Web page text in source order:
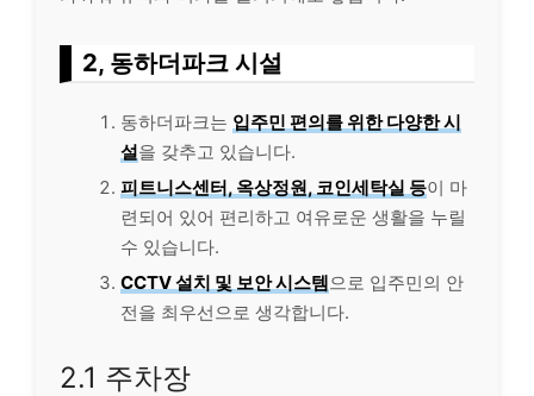
2, 동하더파크 시설
동하더파크는 입주민 편의를 위한 다양한 시
설을 갖추고 있습니다.
피트니스센터, 옥상정원, 코인세탁실 등이 마
련되어 있어 편리하고 여유로운 생활을 누릴
수 있습니다.
CCTV 설치 및 보안 시스템으로 입주민의 안
전을 최우선으로 생각합니다.
2.1 주차장